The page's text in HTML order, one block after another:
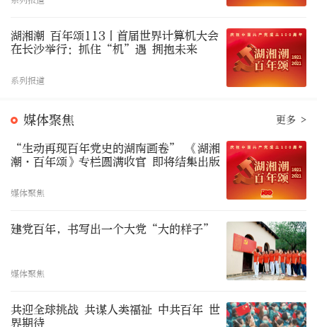
湖湘潮 百年颂113丨首届世界计算机大会
在长沙举行：抓住“机”遇 拥抱未来
系列报道
媒体聚焦 更多 >
“生动再现百年党史的湖南画卷” 《湖湘
潮·百年颂》专栏圆满收官 即将结集出版
媒体聚焦
建党百年，书写出一个大党“大的样子”
媒体聚焦
共迎全球挑战 共谋人类福祉 中共百年 世
界期待